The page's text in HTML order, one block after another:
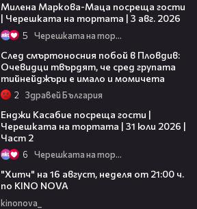
Милена Маркова-Маца посреща гости
| Черешката на тортата | 3 авг. 2026
5 Черешката на тортата
След смъртоносния побой в Пловдив:
Очевидци твърдят, че сред групата
тийнейджъри е имало и момичета
2 Здравей България
Енджи Касабие посреща гости |
Черешката на тортата | 31 юли 2026 |
Част 2
6 Черешката на тортата
"Хитч" на 16 август, неделя от 21:00 ч.
по KINO NOVA
kinonova_